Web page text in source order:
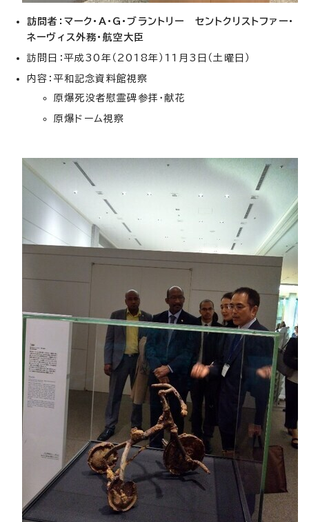
訪問者：マーク・A・G・ブラントリー セントクリストファー・
ネーヴィス外務・航空大臣
訪問日：平成30年（2018年）11月3日（土曜日）
内容：平和記念資料館視察
原爆死没者慰霊碑参拝・献花
原爆ドーム視察